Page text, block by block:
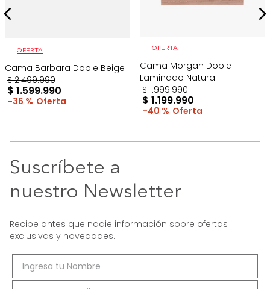
OFERTA
Cama Barbara Doble Beige
$ 2.499.990
$ 1.599.990
36 %
OFERTA
Cama Morgan Doble
Laminado Natural
$ 1.999.990
$ 1.199.990
40 %
Suscríbete a
nuestro Newsletter
Recibe antes que nadie información sobre ofertas
exclusivas y novedades.